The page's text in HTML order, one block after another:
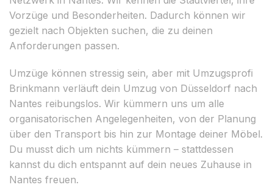
Vorzüge und Besonderheiten. Dadurch können wir
gezielt nach Objekten suchen, die zu deinen
Anforderungen passen.
Umzüge können stressig sein, aber mit Umzugsprofi
Brinkmann verläuft dein Umzug von Düsseldorf nach
Nantes reibungslos. Wir kümmern uns um alle
organisatorischen Angelegenheiten, von der Planung
über den Transport bis hin zur Montage deiner Möbel.
Du musst dich um nichts kümmern – stattdessen
kannst du dich entspannt auf dein neues Zuhause in
Nantes freuen.